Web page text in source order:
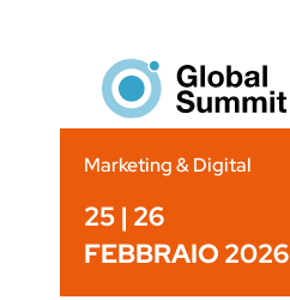
Marketing & Digital
25 | 26
FEBBRAIO 2026